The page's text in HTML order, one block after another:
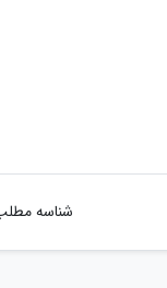
شناسه مطلب: